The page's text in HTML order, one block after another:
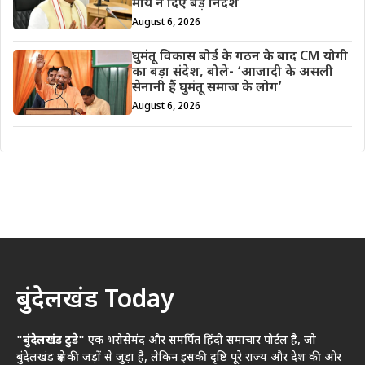
मौर्य ने दिए बड़े निर्देश
August 6, 2026
घुमंतू विकास बोर्ड के गठन के बाद CM योगी
का बड़ा संदेश, बोले- ‘आजादी के असली
सेनानी हैं घुमंतू समाज के लोग’
August 6, 2026
बुंदेलखंड Today
"बुंदेलखंड टुडे" एक भरोसेमंद और समर्पित हिंदी समाचार पोर्टल है, जो
बुंदेलखंड क्षेत्र की जड़ों से जुड़ा है, लेकिन इसकी दृष्टि पूरे राज्य और देश की ओर